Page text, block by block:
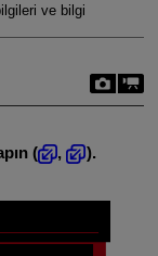
ve bilgi
( ,
).